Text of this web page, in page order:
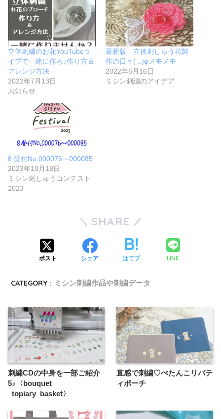
立体刺繍のお花YouTubeラ
イブで一緒に作ろ♪作り方＆
アレンジ方法
2022年7月13日
お知らせ
最新版 立体刺しゅう花製
作の日々( ..)φメモメモ
2022年6月16日
ミシン刺繍のアイデア
8 受付No.000076～000085
2023年10月18日
ミシン刺しゅうコンテスト
2023
SHARE
ポスト シェア はてブ LINE
CATEGORY : ミシン刺繍作品や刺繍データ
刺繍CDの中身を一部ご紹介
5♪〈bouquet
_topiary_basket〉
直感で刺繍♡ぺたんこリバテ
ィポーチ